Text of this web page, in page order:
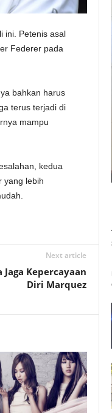
ini. Petenis asal
Federer pada
bahkan harus
terus terjadi di
mampu
kedua
yang lebih
Next article
Jaga Kepercayaan
Diri Marquez